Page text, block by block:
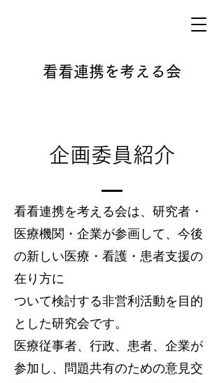
看看連携を考える会
​企画委員紹介
看看連携を考える会は、研究者・
医療機関・企業が参画して、 今後
の新しい医療・看護・患者支援の
在り方に
ついて検討する非営利活動を 目的
とした研究会です。​
医療従事者、行政、患者、企業が
参加し、問題共有のための意見交